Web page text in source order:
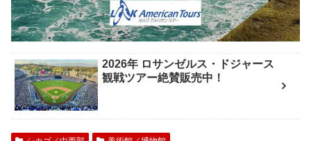
2026年 ロサンゼルス・ドジャース
観戦ツアー絶賛販売中！